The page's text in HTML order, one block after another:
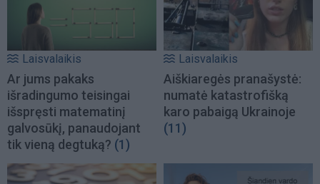
Laisvalaikis
Ar jums pakaks
išradingumo teisingai
išspręsti matematinį
galvosūkį, panaudojant
tik vieną degtuką? (1)
Laisvalaikis
Aiškiaregės pranašystė:
numatė katastrofišką
karo pabaigą Ukrainoje
(11)